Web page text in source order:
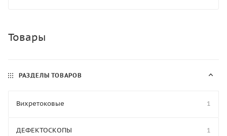
Товары
РАЗДЕЛЫ ТОВАРОВ
Вихретоковые 1
ДЕФЕКТОСКОПЫ 1